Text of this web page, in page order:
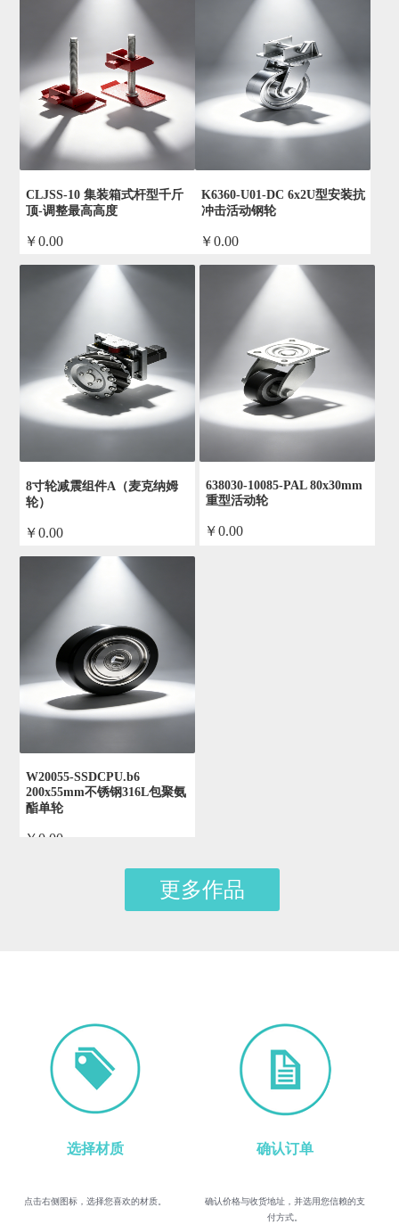
CLJSS-10 集装箱式杆型千斤
顶-调整最高高度
￥0.00
K6360-U01-DC 6x2U型安装抗
冲击活动钢轮
￥0.00
8寸轮减震组件A（麦克纳姆
轮）
￥0.00
638030-10085-PAL 80x30mm
重型活动轮
￥0.00
W20055-SSDCPU.b6
200x55mm不锈钢316L包聚氨
酯单轮
￥0.00
更多作品
选择材质
点击右侧图标，选择您喜欢的材质。
确认订单
确认价格与收货地址，并选用您信赖的支
付方式。